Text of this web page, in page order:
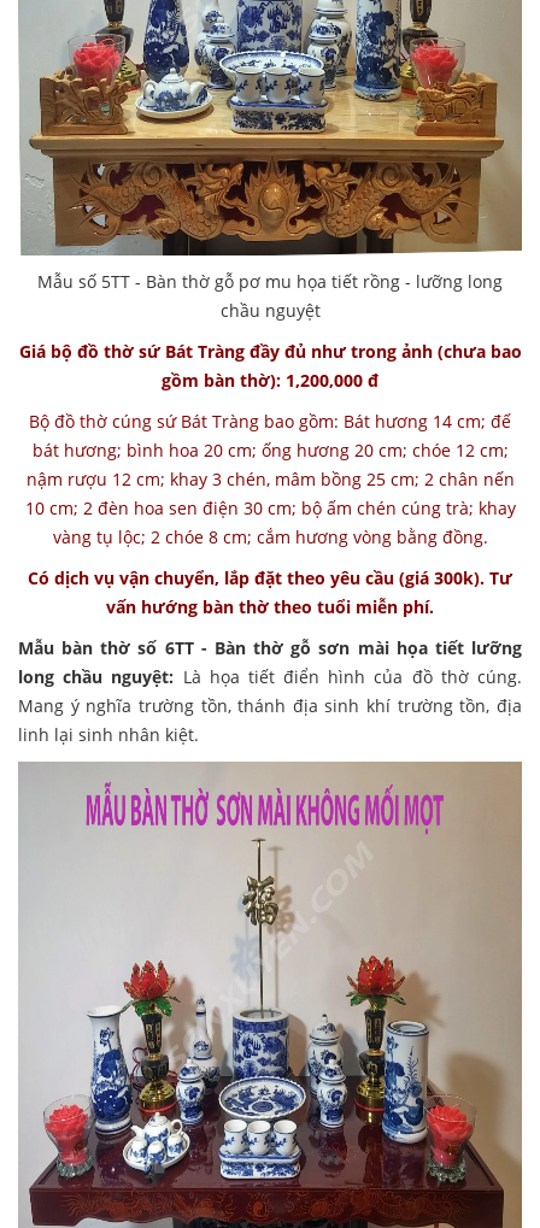
Mẫu số 5TT - Bàn thờ gỗ pơ mu họa tiết rồng - lưỡng long
chầu nguyệt
Giá bộ đồ thờ sứ Bát Tràng đầy đủ như trong ảnh (chưa bao
gồm bàn thờ): 1,200,000 đ
Bộ đồ thờ cúng sứ Bát Tràng bao gồm: Bát hương 14 cm; đế
bát hương; bình hoa 20 cm; ống hương 20 cm; chóe 12 cm;
nậm rượu 12 cm; khay 3 chén, mâm bồng 25 cm; 2 chân nến
10 cm; 2 đèn hoa sen điện 30 cm; bộ ấm chén cúng trà; khay
vàng tụ lộc; 2 chóe 8 cm; cắm hương vòng bằng đồng.
Có dịch vụ vận chuyển, lắp đặt theo yêu cầu (giá 300k). Tư
vấn hướng bàn thờ theo tuổi miễn phí.
Mẫu bàn thờ số 6TT - Bàn thờ gỗ sơn mài họa tiết lưỡng
long chầu nguyệt: Là họa tiết điển hình của đồ thờ cúng.
Mang ý nghĩa trường tồn, thánh địa sinh khí trường tồn, địa
linh lại sinh nhân kiệt.